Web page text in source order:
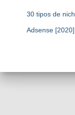
30 tipos de
Adsense [2020]